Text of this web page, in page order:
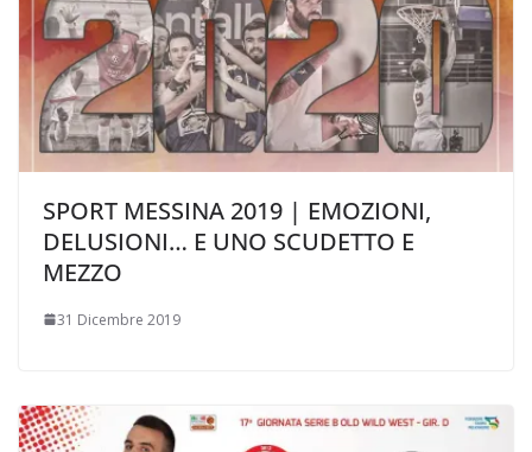
SPORT MESSINA 2019 | EMOZIONI,
DELUSIONI… E UNO SCUDETTO E
MEZZO
31 Dicembre 2019